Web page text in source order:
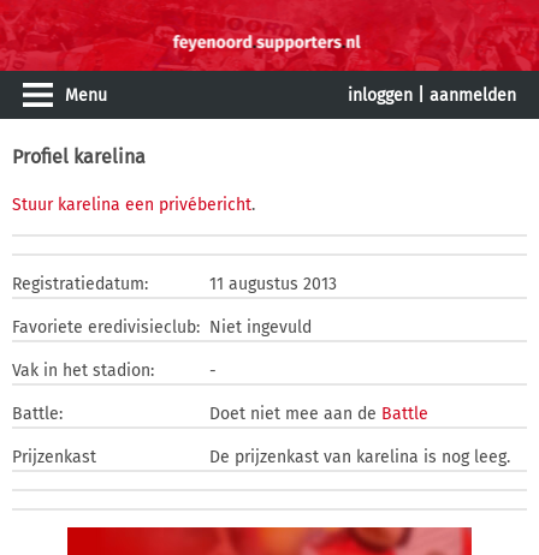
Menu inloggen aanmelden
Profiel karelina
Stuur karelina een privébericht.
Registratiedatum: 11 augustus 2013
Favoriete eredivisieclub: Niet ingevuld
Vak in het stadion: -
Battle: Doet niet mee aan de Battle
Prijzenkast De prijzenkast van karelina is nog leeg.